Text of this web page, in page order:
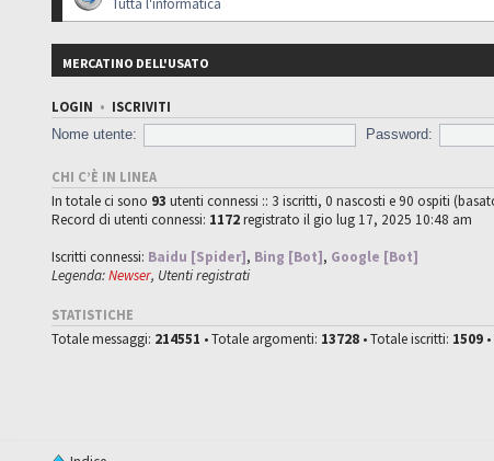
MERCATINO DELL'USATO
LOGIN • ISCRIVITI
Nome utente:
Password:
CHI C’È IN LINEA
In totale ci sono 93 utenti connessi :: 3 iscritti, 0 nascosti e 90 ospiti
Record di utenti connessi: 1172registrato il gio lug 17, 2025 10:48 am
Iscritti connessi: Baidu [Spider], Bing [Bot], Google [Bot]
Legenda:Newser, Utenti registrati
STATISTICHE
Totale messaggi: 214551 • Totale argomenti: 13728 • Totale iscritti: 1509